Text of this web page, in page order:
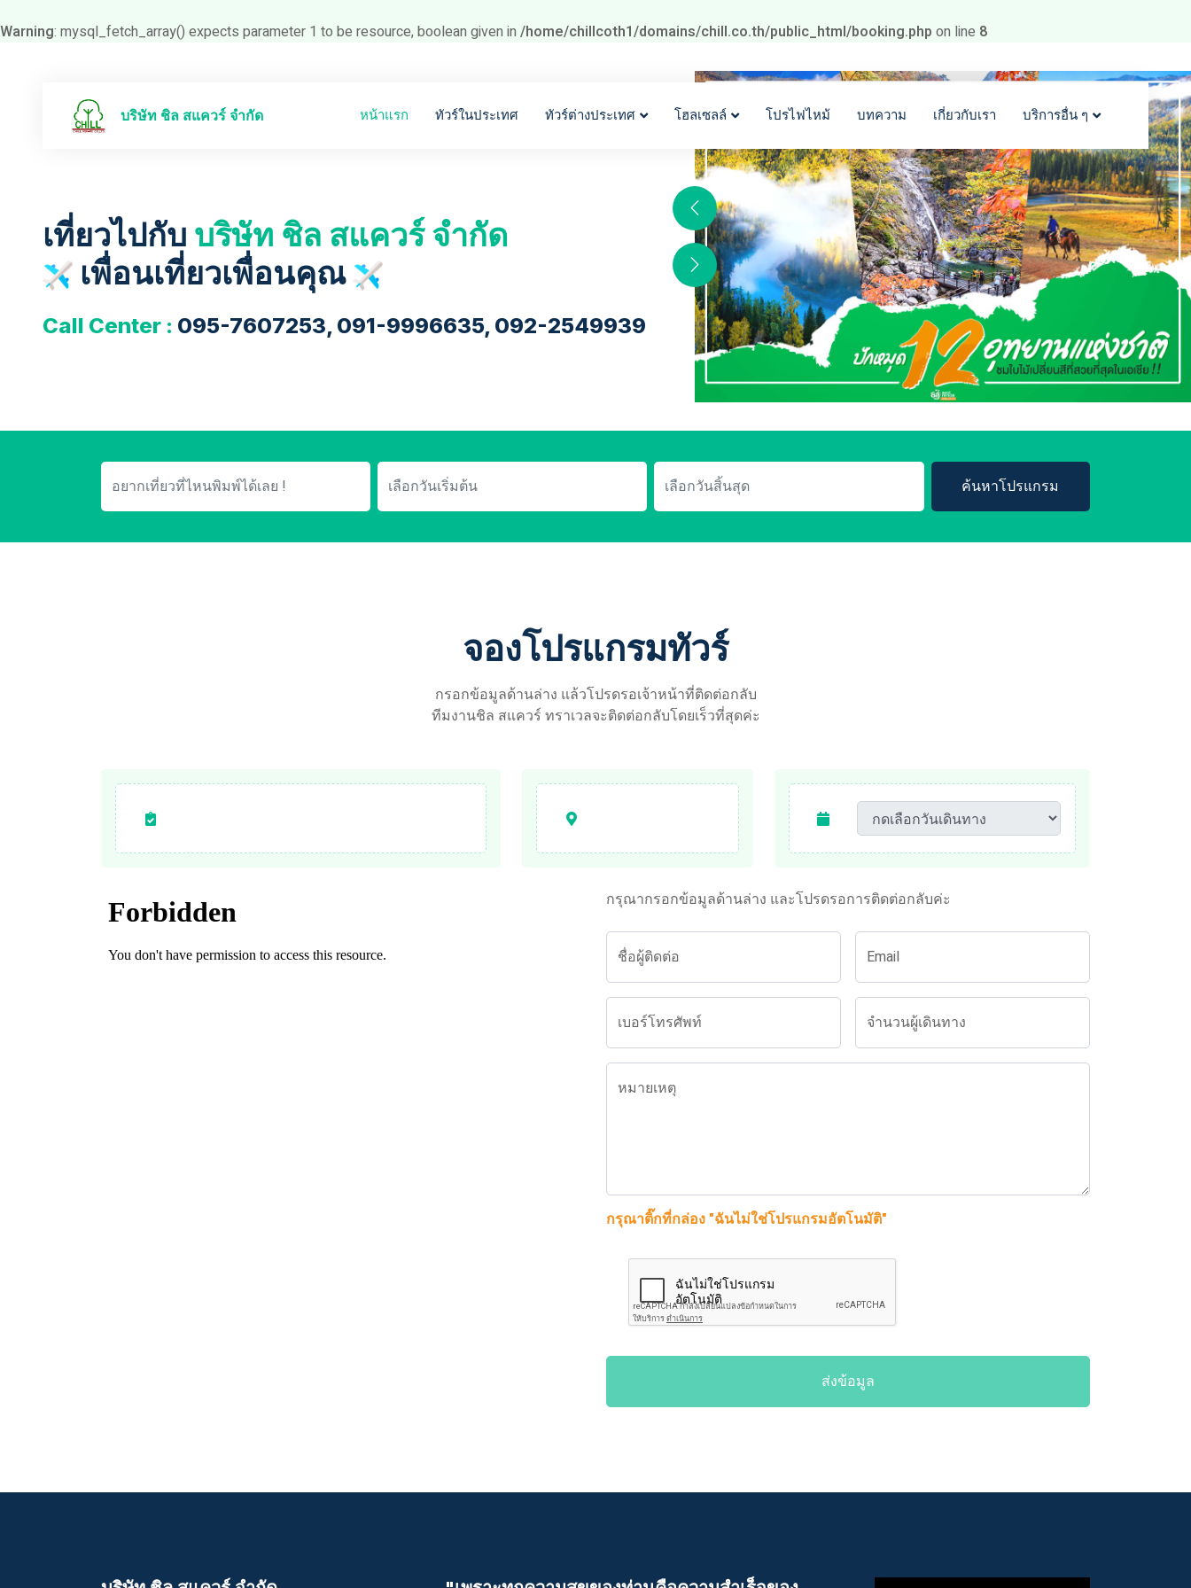
Warning: mysql_fetch_array() expects parameter 1 to be resource, boolean given in /home/chillcoth1/domains/chill.co.th/public_html/booking.php on line 8
บริษัท ชิล สแควร์ จำกัด หน้าแรก ทัวร์ในประเทศ ทัวร์ต่างประเทศ โฮลเซลล์ โปรไฟไหม้ บทความ เกี่ยวกับเรา บริการอื่น ๆ
เที่ยวไปกับ บริษัท ชิล สแควร์ จำกัด
เพื่อนเที่ยวเพื่อนคุณ
Call Center : 095-7607253, 091-9996635, 092-2549939
ค้นหาโปรแกรม
จองโปรแกรมทัวร์
กรอกข้อมูลด้านล่าง แล้วโปรดรอเจ้าหน้าที่ติดต่อกลับ
ทีมงานชิล สแควร์ ทราเวลจะติดต่อกลับโดยเร็วที่สุดค่ะ
กรุณากรอกข้อมูลด้านล่าง และโปรดรอการติดต่อกลับค่ะ
ชื่อผู้ติดต่อ Email
เบอร์โทรศัพท์ จำนวนผู้เดินทาง
หมายเหตุ
กรุณาติ๊กที่กล่อง "ฉันไม่ใช่โปรแกรมอัตโนมัติ"
ส่งข้อมูล